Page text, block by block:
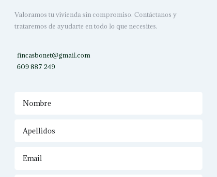
Valoramos tu vivienda sin compromiso. Contáctanos y
trataremos de ayudarte en todo lo que necesites.
fincasbonet@gmail.com
609 887 249